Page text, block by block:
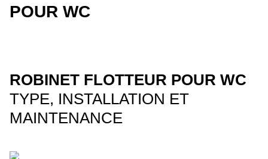
POUR WC
ROBINET FLOTTEUR POUR WC
TYPE, INSTALLATION ET
MAINTENANCE